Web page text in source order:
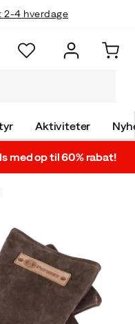
2-4 hverdage
Aktiviteter
med op til 60% rabat!